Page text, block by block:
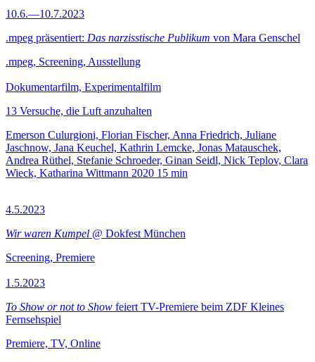
10.6.—10.7.2023
.mpeg präsentiert: Das narzisstische Publikum von Mara Genschel
.mpeg, Screening, Ausstellung
Dokumentarfilm, Experimentalfilm
13 Versuche, die Luft anzuhalten
Emerson Culurgioni, Florian Fischer, Anna Friedrich, Juliane
Jaschnow, Jana Keuchel, Kathrin Lemcke, Jonas Matauschek,
Andrea Rüthel, Stefanie Schroeder, Ginan Seidl, Nick Teplov, Clara
Wieck, Katharina Wittmann 2020 15 min
4.5.2023
Wir waren Kumpel @ Dokfest München
Screening, Premiere
1.5.2023
To Show or not to Show feiert TV-Premiere beim ZDF Kleines
Fernsehspiel
Premiere, TV, Online